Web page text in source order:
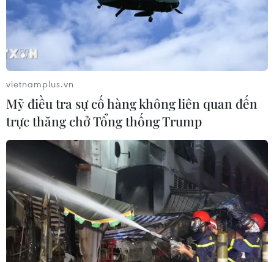
vietnamplus.vn
Mỹ điều tra sự cố hàng không liên quan đến
trực thăng chở Tổng thống Trump